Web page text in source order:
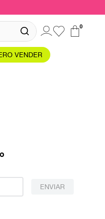
0
VENDER
ENVIAR